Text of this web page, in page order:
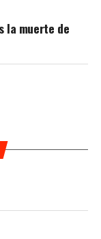
la muerte de